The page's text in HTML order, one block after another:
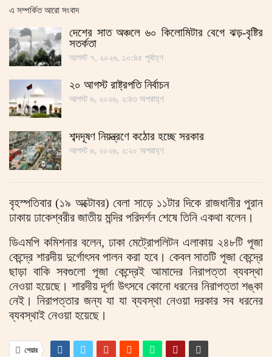
এ সম্পর্কিত আরো সংবাদ
দেশের সাত অঞ্চলে ৬০ কিলোমিটার বেগে ঝড়-বৃষ্টির
সতর্কতা
আগস্ট ৭, ২০২৬, ১০:৪৫ পূর্বাহ্ণ
২০ আগস্ট রাষ্ট্রপতি নির্বাচন
আগস্ট ৬, ২০২৬, ২:৪৩ অপরাহ্ণ
শব্দদূষণ নিয়ন্ত্রণে কঠোর হচ্ছে সরকার
আগস্ট ৬, ২০২৬, ২:২০ অপরাহ্ণ
বৃহস্পতিবার (১৯ অক্টোবর) বেলা সাড়ে ১১টার দিকে রাজধানীর পুরান
ঢাকায় ঢাকেশ্বরীর জাতীয় মন্দির পরিদর্শন শেষে তিনি একথা বলেন।
ডিএমপি কমিশনার বলেন, ঢাকা মেট্রোপলিটন এলাকায় ২৪৮টি পূজা
কেন্দ্রে শারদীয় দুর্গোৎসব পালন করা হবে। কেবল সাতটি পূজা কেন্দ্রে
ছাড়া বাকি সবগুলো পূজা কেন্দ্রেই আমাদের নিরাপত্তা ব্যবস্থা
নেওয়া হয়েছে। শারদীয় দূর্গা উৎসবে কোনো ধরনের নিরাপত্তা শঙ্কা
নেই। নিরাপত্তার জন্য যা যা ব্যবস্থা নেওয়া দরকার সব ধরনের
ব্যবস্থাই নেওয়া হয়েছে।
শেয়ার